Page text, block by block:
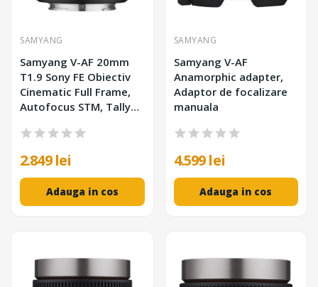
SAMYANG
Samyang V-AF 20mm
T1.9 Sony FE Obiectiv
Cinematic Full Frame,
Autofocus STM, Tally
Montura Sony E
2.849 lei
Adauga in cos
SAMYANG
Samyang V-AF
Anamorphic adapter,
Adaptor de focalizare
manuala
4.599 lei
Adauga in cos